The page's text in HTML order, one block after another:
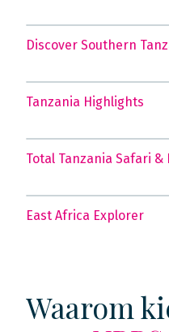
Discover Southern
Tanzania Highlights
Total Tanzania Safari &
East Africa Explorer
Waarom